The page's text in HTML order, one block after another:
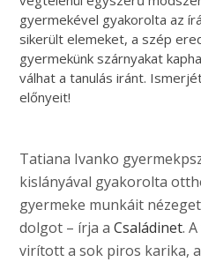
gyermekével gyakorolta az
sikerült elemeket, a szép
gyermekünk szárnyakat
válhat a tanulás iránt.
előnyeit!
Tatiana Ivanko
kislányával gyakorolta
gyermeke munkáit
dolgot – írja aCsaládinet.
virított a sok piros karika,